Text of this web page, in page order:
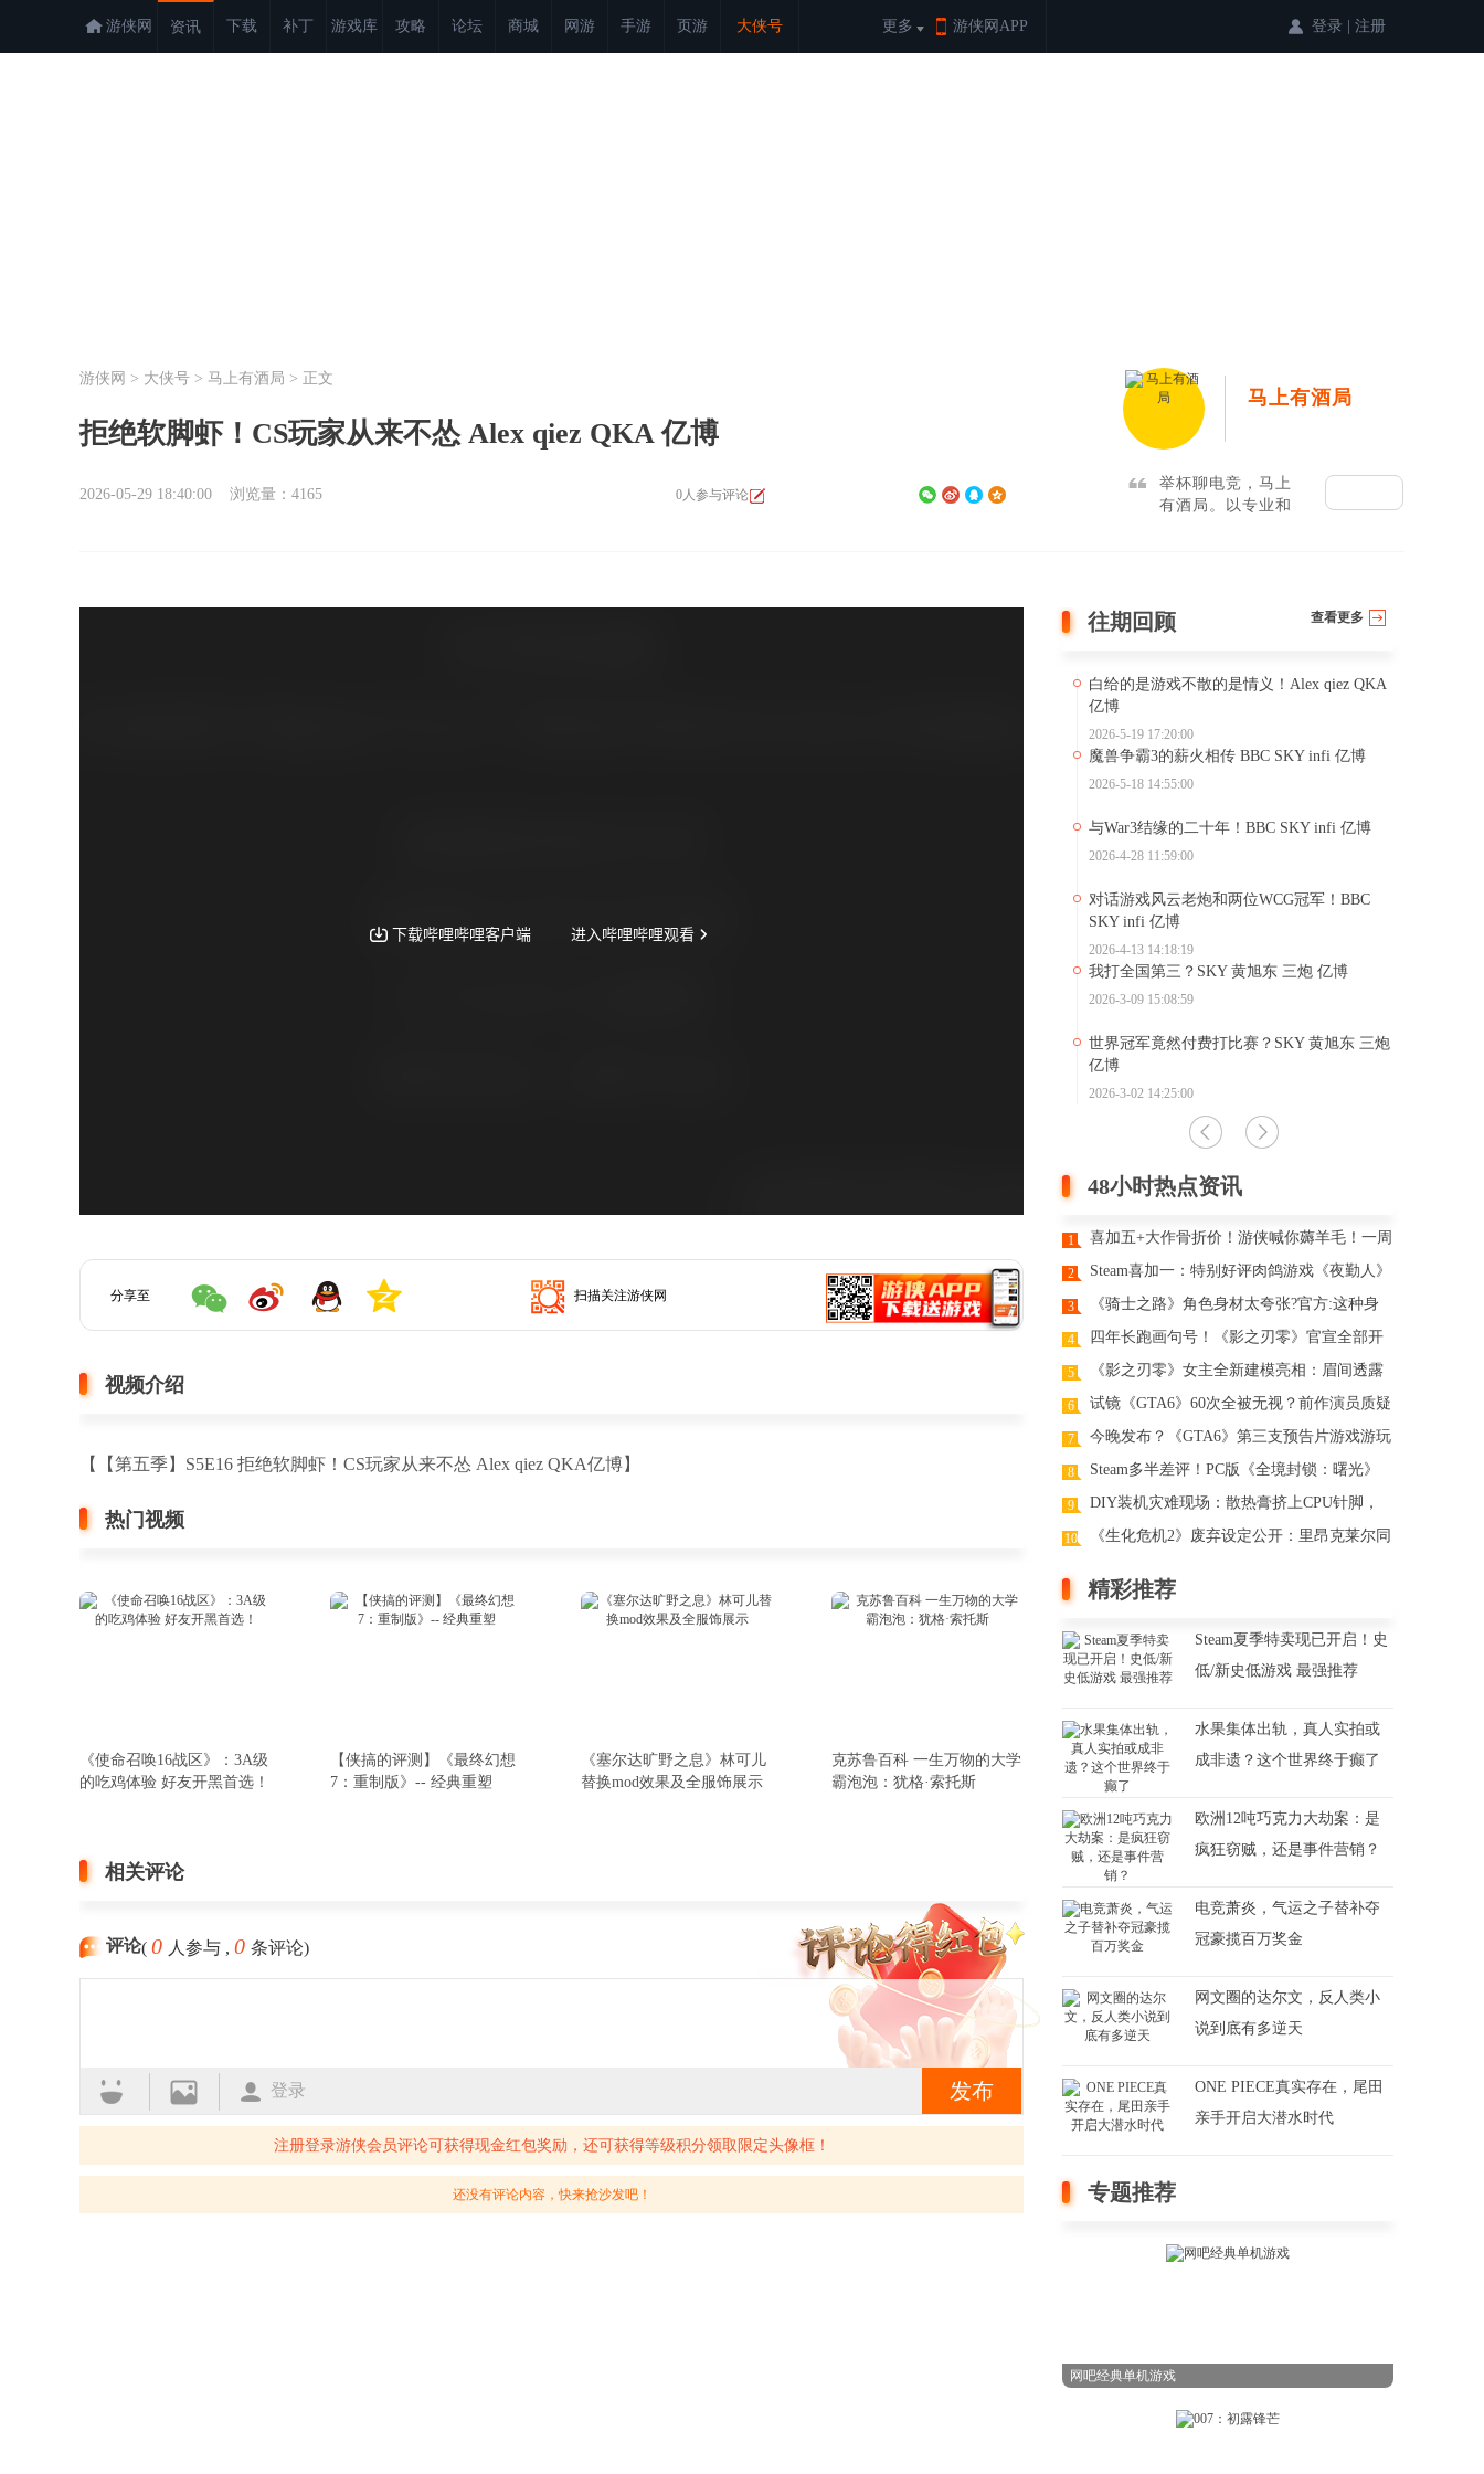
游侠网 资讯 下载 补丁 游戏库 攻略 论坛 商城 网游 手游 页游 大侠号 更多 游侠网APP 登录 | 注册
游侠网 > 大侠号 > 马上有酒局 > 正文
拒绝软脚虾！CS玩家从来不怂 Alex qiez QKA 亿博
2026-05-29 18:40:00 浏览量： 4165 0人参与评论
马上有酒局
举杯聊电竞，马上
有酒局。以专业和
分享至 扫描关注游侠网
视频介绍
【【第五季】S5E16 拒绝软脚虾！CS玩家从来不怂 Alex qiez QKA亿博】
热门视频
《使命召唤16战区》：3A级
的吃鸡体验 好友开黑首选！
【侠搞的评测】《最终幻想
7：重制版》-- 经典重塑
《塞尔达旷野之息》林可儿
替换mod效果及全服饰展示
克苏鲁百科 一生万物的大学
霸泡泡：犹格·索托斯
相关评论
评论( 0 人参与 , 0 条评论)
登录 发布
注册登录游侠会员评论可获得现金红包奖励，还可获得等级积分领取限定头像框！
还没有评论内容，快来抢沙发吧！
往期回顾 查看更多
白给的是游戏不散的是情义！Alex qiez QKA
亿博
2026-5-19 17:20:00
魔兽争霸3的薪火相传 BBC SKY infi 亿博
2026-5-18 14:55:00
与War3结缘的二十年！BBC SKY infi 亿博
2026-4-28 11:59:00
对话游戏风云老炮和两位WCG冠军！BBC
SKY infi 亿博
2026-4-13 14:18:19
我打全国第三？SKY 黄旭东 三炮 亿博
2026-3-09 15:08:59
世界冠军竟然付费打比赛？SKY 黄旭东 三炮
亿博
2026-3-02 14:25:00
48小时热点资讯
1
喜加五+大作骨折价！游侠喊你薅羊毛！一周
喜加一汇总
2
Steam喜加一：特别好评肉鸽游戏《夜勤人》
免费领取！
3
《骑士之路》角色身材太夸张?官方:这种身
材现实存在
4
四年长跑画句号！《影之刃零》官宣全部开
发完成
5
《影之刃零》女主全新建模亮相：眉间透露
清冷侠气
6
试镜《GTA6》60次全被无视？前作演员质疑
R星潜规则
7
今晚发布？《GTA6》第三支预告片游戏游玩
内容被曝
8
Steam多半差评！PC版《全境封锁：曙光》
首发翻车了
9
DIY装机灾难现场：散热膏挤上CPU针脚，
玩家看了心痛
10
《生化危机2》废弃设定公开：里昂克莱尔同
精彩推荐
Steam夏季特卖现已开启！史
低/新史低游戏 最强推荐
水果集体出轨，真人实拍或
成非遗？这个世界终于癫了
欧洲12吨巧克力大劫案：是
疯狂窃贼，还是事件营销？
电竞萧炎，气运之子替补夺
冠豪揽百万奖金
网文圈的达尔文，反人类小
说到底有多逆天
ONE PIECE真实存在，尾田
亲手开启大潜水时代
专题推荐
网吧经典单机游戏